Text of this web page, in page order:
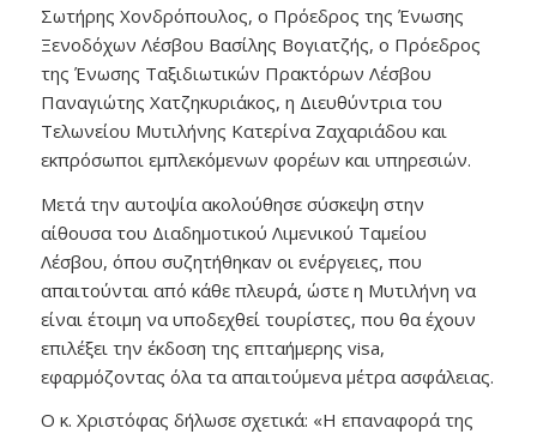
Σωτήρης Χονδρόπουλος, ο Πρόεδρος της Ένωσης
Ξενοδόχων Λέσβου Βασίλης Βογιατζής, ο Πρόεδρος
της Ένωσης Ταξιδιωτικών Πρακτόρων Λέσβου
Παναγιώτης Χατζηκυριάκος, η Διευθύντρια του
Τελωνείου Μυτιλήνης Κατερίνα Ζαχαριάδου και
εκπρόσωποι εμπλεκόμενων φορέων και υπηρεσιών.
Μετά την αυτοψία ακολούθησε σύσκεψη στην
αίθουσα του Διαδημοτικού Λιμενικού Ταμείου
Λέσβου, όπου συζητήθηκαν οι ενέργειες, που
απαιτούνται από κάθε πλευρά, ώστε η Μυτιλήνη να
είναι έτοιμη να υποδεχθεί τουρίστες, που θα έχουν
επιλέξει την έκδοση της επταήμερης visa,
εφαρμόζοντας όλα τα απαιτούμενα μέτρα ασφάλειας.
Ο κ. Χριστόφας δήλωσε σχετικά: «Η επαναφορά της